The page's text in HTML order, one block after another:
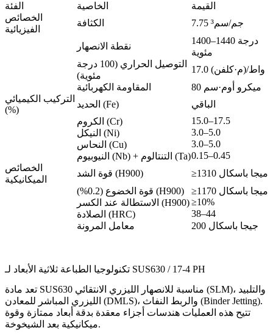
الفئة الخاصية
القيمة
الخصائص
الفيزيائية
الكثافة 7.75 جم/سم³
نقطة الانصهار
1400–1440 درجة
مئوية
التوصيل الحراري (100 درجة
مئوية)
17.0 واط/(م·كلفن)
المقاومة الكهربائية
80 ميكرو أوم·سم
التركيب الكيميائي
(%)
الحديد (Fe)
الباقي
الكروم (Cr)
15.0–17.5
النيكل (Ni)
3.0–5.0
النحاس (Cu)
3.0–5.0
النيوبيوم (Nb) + التنتالوم (Ta)0.15–0.45
الخصائص
الميكانيكية
قوة الشد (H900)
≥1310 ميجا باسكال
قوة الخضوع (0.2%) (H900)
≥1170 ميجا باسكال
الاستطالة عند الكسر (H900)≥10%
الصلادة (HRC)
38–44
معامل المرونة
200 جيجا باسكال
تكنولوجيا الطباعة ثلاثية الأبعاد لـ SUS630 / 17-4 PH
تعد مادة SUS630 مناسبة للانصهار الليزري الانتقائي (SLM)، والتلبيد
الليزري المباشر للمعادن (DMLS)، والربط النفاث (Binder Jetting).
تتيح هذه العمليات هندسات أجزاء معقدة بدقة أبعاد ممتازة وقوة
ميكانيكية بعد الشيخوخة.